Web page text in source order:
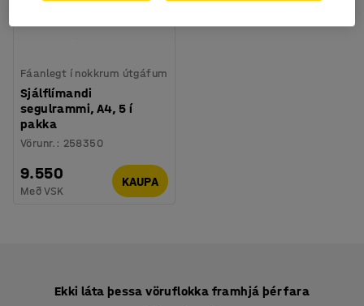
Fáanlegt í nokkrum útgáfum
Sjálflímandi
segulrammi, A4, 5 í
pakka
Vörunr. : 258350
9.550
Með VSK
KAUPA
Ekki láta þessa vöruflokka framhjá þér fara